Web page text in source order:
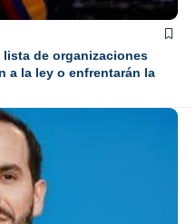
de organizaciones
a la ley o enfrentarán la